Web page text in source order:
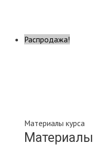
Распродажа!
Материалы курса